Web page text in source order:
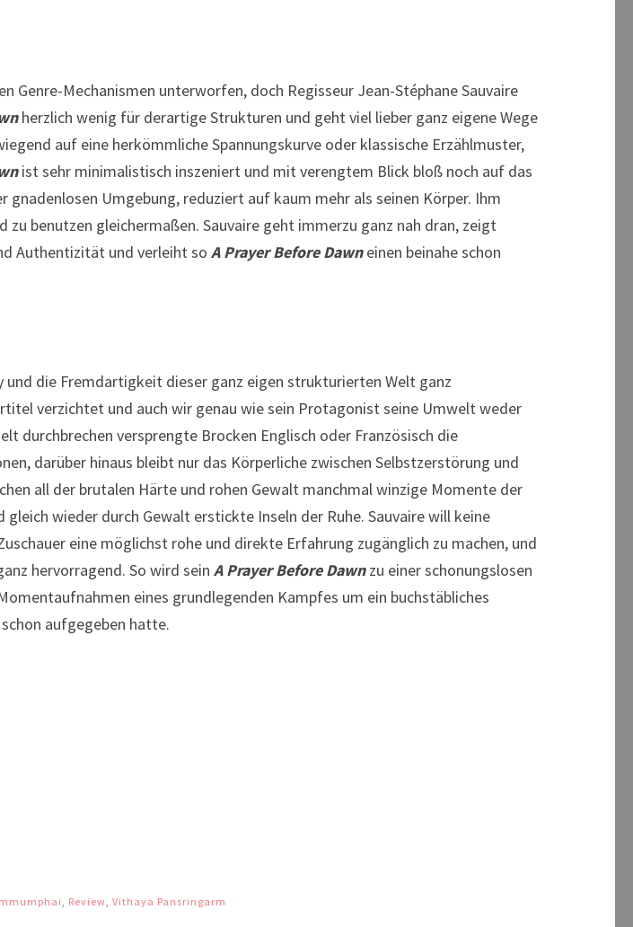
Mechanismen unterworfen, doch Regisseur Jean-Stéphane Sauvaire
herzlich wenig für derartige Strukturen und geht viel lieber ganz eigene Wege
auf eine herkömmliche Spannungskurve oder klassische Erzählmuster,
ist sehr minimalistisch inszeniert und mit verengtem Blick bloß noch auf das
Umgebung, reduziert auf kaum mehr als seinen Körper. Ihm
benutzen gleichermaßen. Sauvaire geht immerzu ganz nah dran, zeigt
Authentizität und verleiht so A Prayer Before Dawneinen beinahe schon
die Fremdartigkeit dieser ganz eigen strukturierten Welt ganz
verzichtet und auch wir genau wie sein Protagonist seine Umwelt weder
durchbrechen versprengte Brocken Englisch oder Französisch die
darüber hinaus bleibt nur das Körperliche zwischen Selbstzerstörung und
all der brutalen Härte und rohen Gewalt manchmal winzige Momente der
wieder durch Gewalt erstickte Inseln der Ruhe. Sauvaire will keine
eine möglichst rohe und direkte Erfahrung zugänglich zu machen, und
hervorragend. So wird sein A Prayer Before Dawnzu einer schonungslosen
eines grundlegenden Kampfes um ein buchstäbliches
aufgegeben hatte.
, Review, Vithaya Pansringarm